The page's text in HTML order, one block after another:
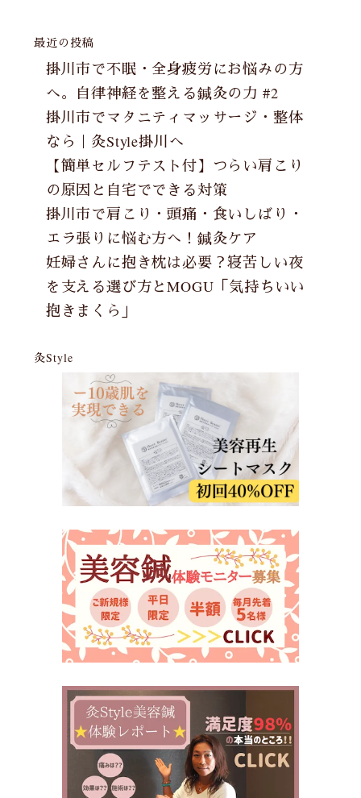
最近の投稿
掛川市で不眠・全身疲労にお悩みの方
へ。自律神経を整える鍼灸の力 #2
掛川市でマタニティマッサージ・整体
なら｜灸Style掛川へ
【簡単セルフテスト付】つらい肩こり
の原因と自宅でできる対策
掛川市で肩こり・頭痛・食いしばり・
エラ張りに悩む方へ！鍼灸ケア
妊婦さんに抱き枕は必要？寝苦しい夜
を支える選び方とMOGU「気持ちいい
抱きまくら」
灸Style